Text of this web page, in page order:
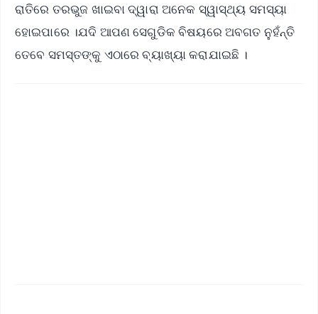
ରାତିରେ ତରଭୁଜ ଖାଇବା ଦ୍ୱାରା ଅନେକ ସ୍ୱାସ୍ଥ୍ୟ ସମସ୍ୟା
ହୋଇପାରେ ।ଯଦି ଆପଣ ସେଗୁଡିକ ବିଷୟରେ ଅବଗତ ନୁହଁନ୍ତି
ତେବେ ସମସ୍ତଙ୍କୁ ଏଠାରେ ବ୍ୟାଖ୍ୟା କରାଯାଇଛି ।